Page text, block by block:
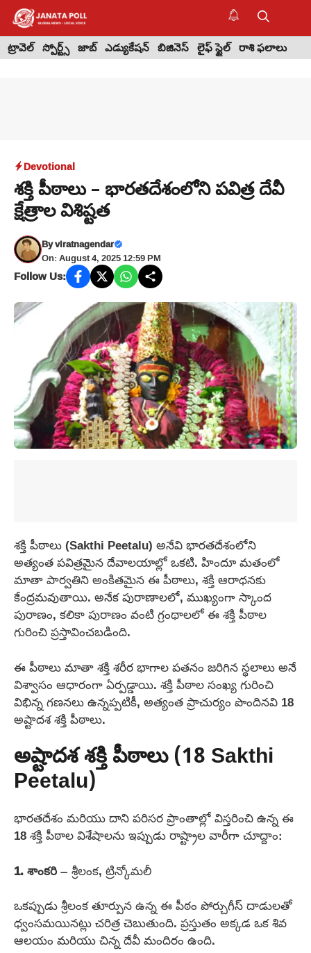
Skip
content
ట్రావెల్ స్పోర్ట్స్ జాబ్ ఎడ్యుకేషన్ బిజినెస్ లైఫ్ స్టైల్ రాశి ఫలాలు
Devotional
శక్తి పీఠాలు – భారతదేశంలోని పవిత్ర దేవీ
క్షేత్రాల విశిష్టత
Byviratnagendar
On: August 4, 2025 12:59 PM
Follow Us:
శక్తి పీఠాలు (Sakthi Peetalu) అనేవి భారతదేశంలోని
అత్యంత పవిత్రమైన దేవాలయాల్లో ఒకటి. హిందూ మతంలో
మాతా పార్వతిని అంకితమైన ఈ పీఠాలు, శక్తి ఆరాధనకు
కేంద్రమవుతాయి. అనేక పురాణాలలో, ముఖ్యంగా స్కాంద
పురాణం, కలికా పురాణం వంటి గ్రంథాలలో ఈ శక్తి పీఠాల
గురించి ప్రస్తావించబడింది.
ఈ పీఠాలు మాతా శక్తి శరీర భాగాల పతనం జరిగిన స్థలాలు అనే
విశ్వాసం ఆధారంగా ఏర్పడ్డాయి. శక్తి పీఠాల సంఖ్య గురించి
విభిన్న గణనలు ఉన్నప్పటికీ, అత్యంత ప్రాచుర్యం పొందినవి 18
అష్టాదశ శక్తి పీఠాలు.
అష్టాదశ శక్తి పీఠాలు (18 Sakthi
Peetalu)
భారతదేశం మరియు దాని పరిసర ప్రాంతాల్లో విస్తరించి ఉన్న ఈ
18 శక్తి పీఠాల విశేషాలను ఇప్పుడు రాష్ట్రాల వారీగా చూద్దాం:
1. శాంకరి– శ్రీలంక, ట్రిన్కోమలీ
ఒకప్పుడు శ్రీలంక తూర్పున ఉన్న ఈ పీఠం పోర్చుగీస్ దాడులతో
ధ్వంసమయినట్లు చరిత్ర చెబుతుంది. ప్రస్తుతం అక్కడ ఒక శివ
ఆలయం మరియు చిన్న దేవీ మందిరం ఉంది.